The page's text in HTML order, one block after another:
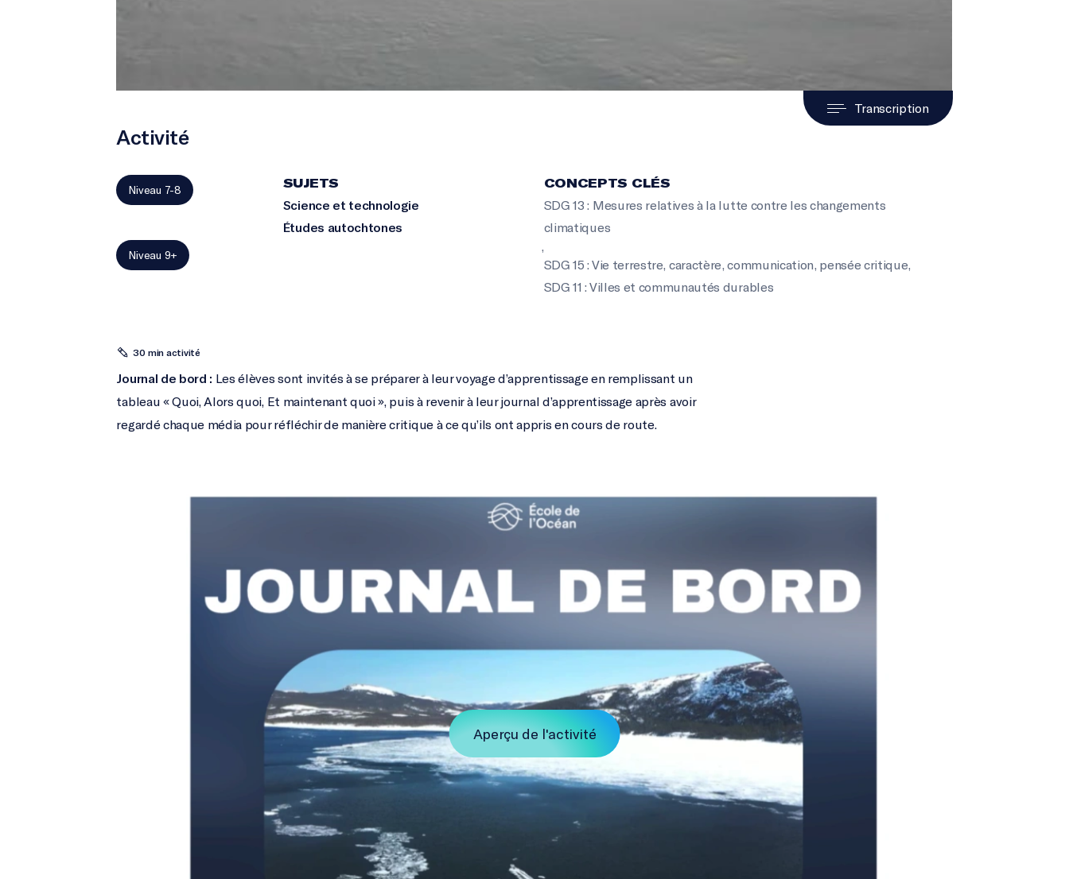
Transcription
Activité
Niveau 7-8
Niveau 9+
SUJETS
Science et technologie
Études autochtones
CONCEPTS CLÉS
SDG 13 : Mesures relatives à la lutte contre les changements
climatiques
SDG 15 : Vie terrestre caractère ,communication pensée critique
SDG 11 : Villes et communautés durables
30 min activité
Journal de bord : Les élèves sont invités à se préparer à leur voyage d’apprentissage en remplissant un
tableau « Quoi, Alors quoi, Et maintenant quoi », puis à revenir à leur journal d’apprentissage après avoir
regardé chaque média pour réfléchir de manière critique à ce qu’ils ont appris en cours de route.
Aperçu de l'activité